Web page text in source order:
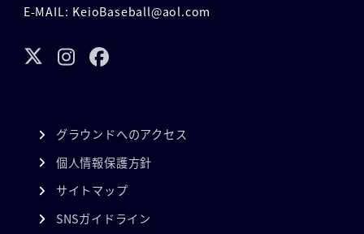
E-MAIL: KeioBaseball@aol.com
グラウンドへのアクセス
個人情報保護方針
サイトマップ
SNSガイドライン